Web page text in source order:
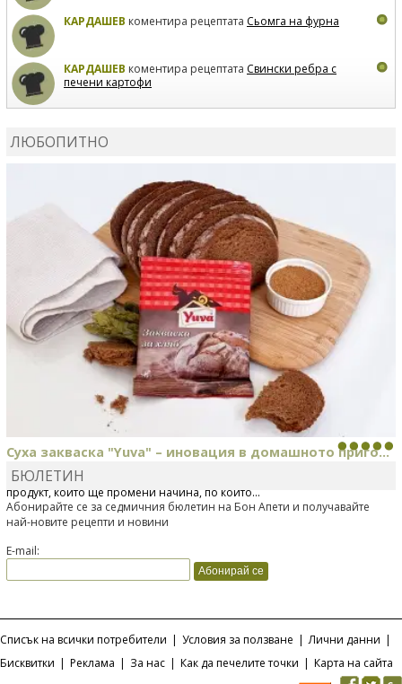
КАРДАШЕВ коментира рецептата Сьомга на фурна
КАРДАШЕВ коментира рецептата Свински ребра с
печени картофи
ЛЮБОПИТНО
Суха закваска "Yuva" – иновация в домашното приго...
Отскоро Лесафр България стартира предлагането на изцяло нов
продукт, който ще промени начина, по който...
БЮЛЕТИН
Абонирайте се за седмичния бюлетин на Бон Апети и получавайте
най-новите рецепти и новини
E-mail:
Списък на всички потребители | Условия за ползване | Лични данни |
Бисквитки | Реклама | За нас | Как да печелите точки | Карта на сайта